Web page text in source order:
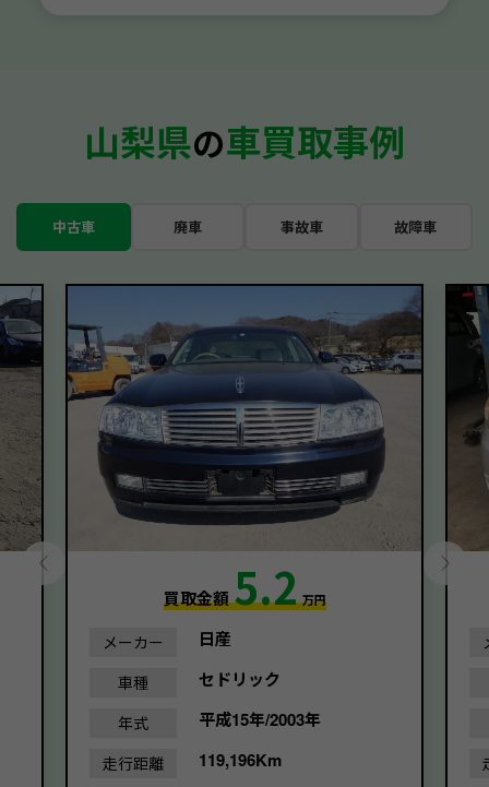
山梨県の車買取事例
中古車 廃車 事故車 故障車
買取金額5.2 万円
メーカー 日産
車種 セドリック
年式 平成15年/2003年
走行距離 119,196Km